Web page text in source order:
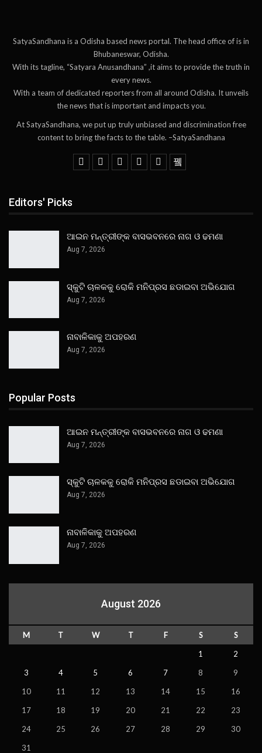
SatyaSandhana is a Odisha based news portal. The head office of is in
Bhubaneswar, Odisha.
With its tagline, “Satyara Anusandhana” ,it aims to provide the truth in
every news.
With a team of dedicated reporters from all around Odisha. It unveils
the news that is important and impacts you.
At SatyaSandhana, we put up truly unbiased and discrimination free
content to bring the facts to the table. –SatyaSandhana
Editors' Picks
ଆଇନ ମନ୍ତ୍ରୀଙ୍କ ବାସଭବନରେ ନାଗ ଓ ଢମଣା
Aug 7, 2026
ସ୍କୁଟି ଚାଳକକୁ ରୋକି ମନିପ୍ରସ ଛଡାଇବା ଅଭିଯୋଗ
Aug 7, 2026
ନାବାଳିକାକୁ ଅପହରଣ
Aug 7, 2026
Popular Posts
ଆଇନ ମନ୍ତ୍ରୀଙ୍କ ବାସଭବନରେ ନାଗ ଓ ଢମଣା
Aug 7, 2026
ସ୍କୁଟି ଚାଳକକୁ ରୋକି ମନିପ୍ରସ ଛଡାଇବା ଅଭିଯୋଗ
Aug 7, 2026
ନାବାଳିକାକୁ ଅପହରଣ
Aug 7, 2026
August 2026
M T W T F S
S
1
2
3
4 5 6 7 8
9
10
11 12 13 14 15
16
17
18 19 20 21 22
23
24
25 26 27 28 29
30
31